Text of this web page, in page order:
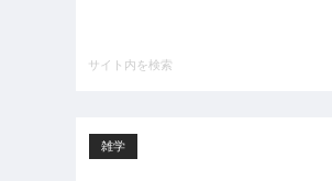
【戦慄】山で洒落
いの？ｗｗ」「逆
【GIF】JSのカン
雑学